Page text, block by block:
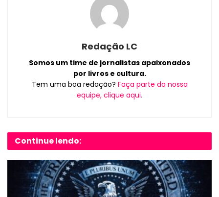
Redação LC
Somos um time de jornalistas apaixonados
por livros e cultura.
Tem uma boa redação? Faça parte da nossa
equipe, clique aqui.
Continue lendo: